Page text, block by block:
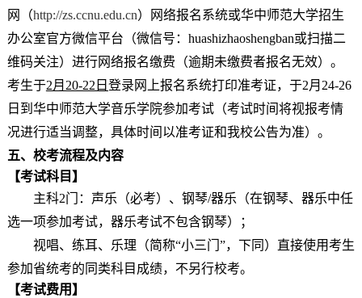
网（http://zs.ccnu.edu.cn）网络报名系统或华中师范大学招生
办公室官方微信平台（微信号： huashizhaoshengban或扫描二
维码关注）进行网络报名缴费 （逾期未缴费者报名无效） 。
考生于2月 20-22 日 登录网上报名系统打印准考证，于2月 24-26
日到华中师范大学音乐学院参加考试（考试时间将视报考情
况进行适当调整， 具体时间以准考证和我校公告为准）。
五、 校考流程及内容
【考试科目】
主科2门：声乐（必考）、钢琴/器乐（在钢琴、器乐中任
选一项参加考试，器乐考试不包含钢琴）；
视唱、练耳、乐理（简称“小三门”，下同）直接使用考生
参加省统考的同类科目成绩，不另行校考。
【考试费用】